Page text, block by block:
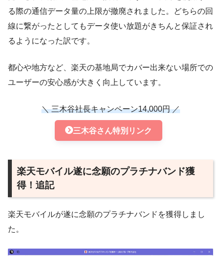
る際の通信データ量の上限が撤廃されました。どちらの回
線に繋がったとしてもデータ使い放題がきちんと保証され
るようになった訳です。
都心や地方など、楽天の基地局でカバー出来ない場所での
ユーザーの安心感が大きく向上しています。
＼ 三木谷社長キャンペーン14,000円 ／
三木谷さん特別リンク
楽天モバイル遂に念願のプラチナバンド獲
得！追記
楽天モバイルが遂に念願のプラチナバンドを獲得しまし
た。